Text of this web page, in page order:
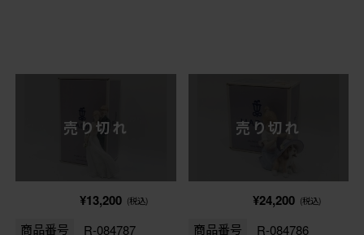
売り切れ
¥13,200 (税込)
商品番号 R-084787
売り切れ
¥24,200 (税込)
商品番号 R-084786